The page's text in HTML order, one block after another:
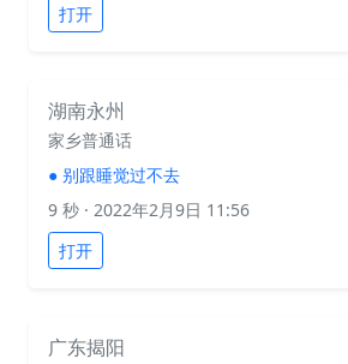
打开
湖南永州
家乡普通话
● 别跟睡觉过不去
9 秒 · 2022年2月9日 11:56
打开
广东揭阳